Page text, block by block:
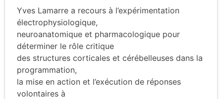
Yves Lamarre a recours à l’expérimentation
électrophysiologique,
neuroanatomique et pharmacologique pour
déterminer le rôle critique
des structures corticales et cérébelleuses dans la
programmation,
la mise en action et l’exécution de réponses
volontaires à